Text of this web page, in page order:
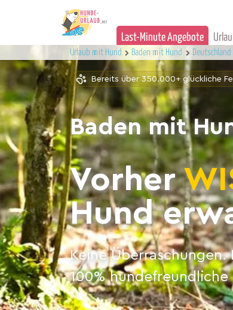
Last-Minute Angebote
Urlaub mit Hund Baden mit Hund Deutschland
Bereits über 350.000+ glückliche
Baden mit
Vorher
Hund
Keine Überraschungen.
100%